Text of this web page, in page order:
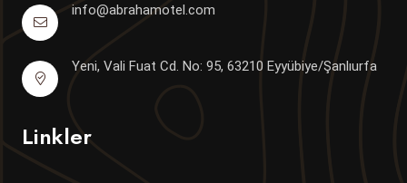
info@abrahamotel.com
Yeni, Vali Fuat Cd. No: 95, 63210 Eyyübiye/Şanlıurfa
Linkler